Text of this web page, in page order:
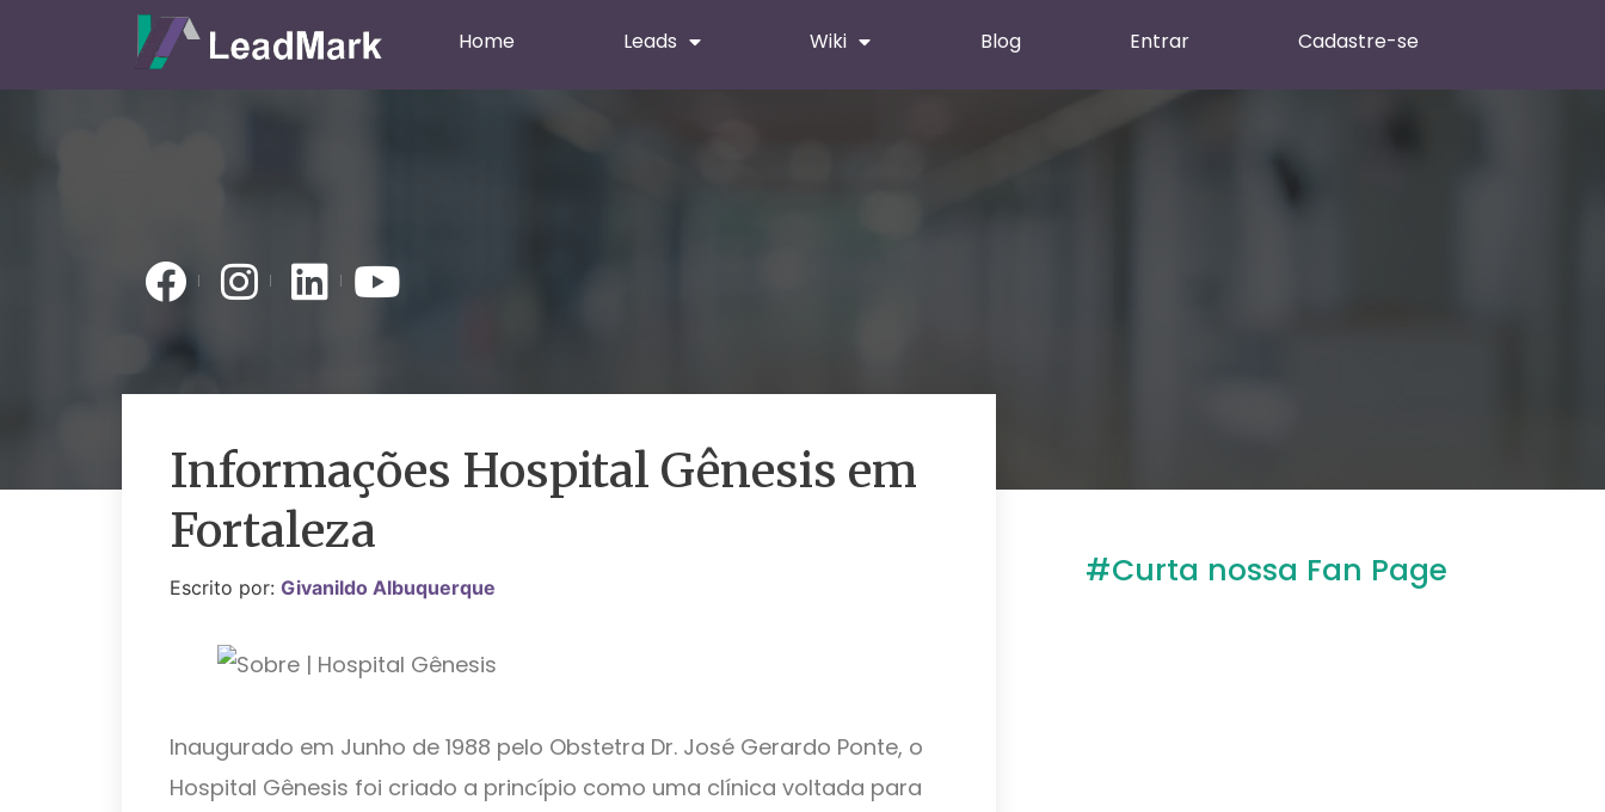
Home Leads Wiki Blog Entrar Cadastre-se
Informações Hospital Gênesis em
Fortaleza
Escrito por: Givanildo Albuquerque
Inaugurado em Junho de 1988 pelo Obstetra Dr. José Gerardo Ponte, o
Hospital Gênesis foi criado a princípio como uma clínica voltada para
#Curta nossa Fan Page